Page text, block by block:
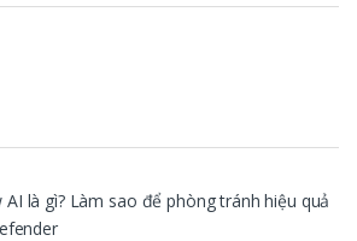
AI là gì? Làm sao để phòng tránh hiệu quả